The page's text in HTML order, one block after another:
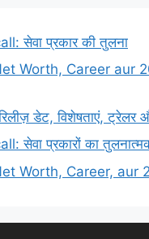
सेवा प्रकार की तुलना
Worth, Career aur
डेट, विशेषताएं, ट्रेलर
सेवा प्रकारों का
Worth, Career, aur